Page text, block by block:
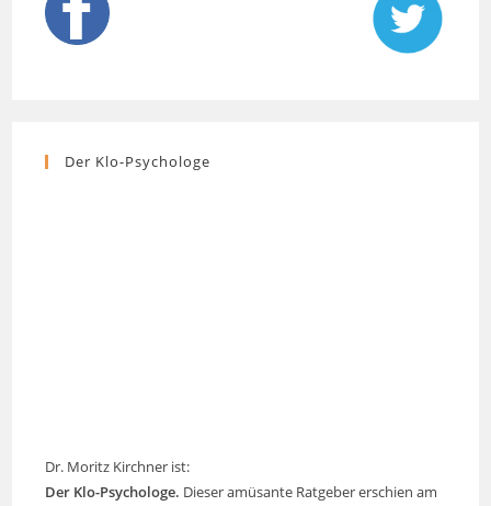
Der Klo-Psychologe
Dr. Moritz Kirchner ist:
Der Klo-Psychologe. Dieser amüsante Ratgeber erschien am